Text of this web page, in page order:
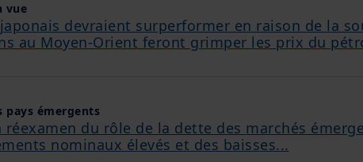
vue
devraient surperformer en raison de la
au Moyen-Orient feront grimper les prix du
pays émergents
du rôle de la dette des marchés
nominaux élevés et des baisses...